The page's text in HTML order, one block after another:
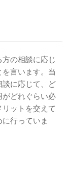
の相談に応じ
言います。当
談に応じて、ど
がどれぐらい必
ットを交えて
行っていま